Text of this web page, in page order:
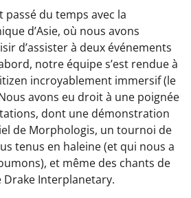
passé du temps avec la
d’Asie, où nous avons
d’assister à deux événements
notre équipe s’est rendue à
incroyablement immersif (le
avons eu droit à une poignée
dont une démonstration
de Morphologis, un tournoi de
tenus en haleine (et qui nous a
et même des chants de
Drake Interplanetary.